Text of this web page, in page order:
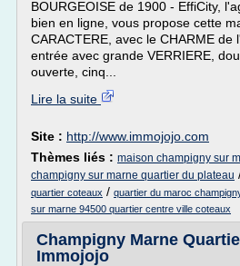
BOURGEOISE de 1900 - EffiCity,
bien en ligne, vous propose cette
CARACTERE, avec le CHARME de
entrée avec grande VERRIERE,
ouverte, cinq...
Lire la suite
Site : http://www.immojojo.com
Thèmes liés : maison champigny sur
champigny sur marne quartier du plateau
quartier coteaux / quartier du maroc
sur marne 94500 quartier centre ville coteaux
Champigny Marne
Immojojo